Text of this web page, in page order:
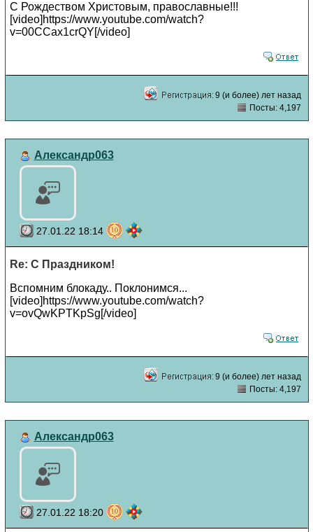
С Рождеством Христовым, православные!!!
[video]https://www.youtube.com/watch?
v=00CCax1crQY[/video]
9 (и более) лет назад
Посты: 4,197
Александр063
27.01.22 18:14
Re: С Праздником!
Вспомним блокаду.. Поклонимся...
[video]https://www.youtube.com/watch?
v=ovQwKPTKpSg[/video]
9 (и более) лет назад
Посты: 4,197
Александр063
27.01.22 18:20